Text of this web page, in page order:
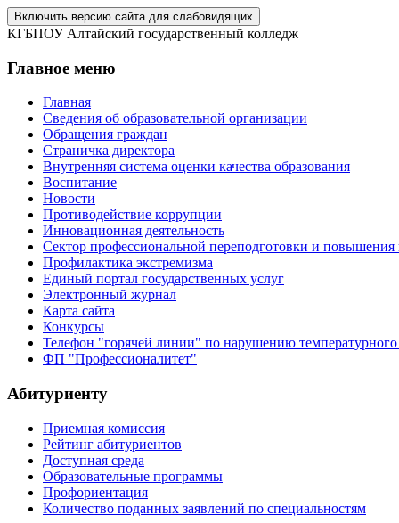
Включить версию сайта для слабовидящих
КГБПОУ Алтайский государственный колледж
Главное меню
Главная
Сведения об образовательной организации
Обращения граждан
Страничка директора
Внутренняя система оценки качества образования
Воспитание
Новости
Противодействие коррупции
Инновационная деятельность
Сектор профессиональной переподготовки и
Профилактика экстремизма
Единый портал государственных услуг
Электронный журнал
Карта сайта
Конкурсы
Телефон "горячей линии" по нарушению
ФП "Профессионалитет"
Абитуриенту
Приемная комиссия
Рейтинг абитуриентов
Доступная среда
Образовательные программы
Профориентация
Количество поданных заявлений по специальностям